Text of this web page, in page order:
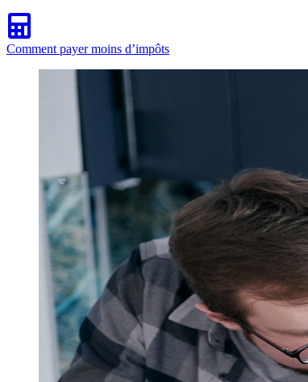
Comment payer moins d’impôts